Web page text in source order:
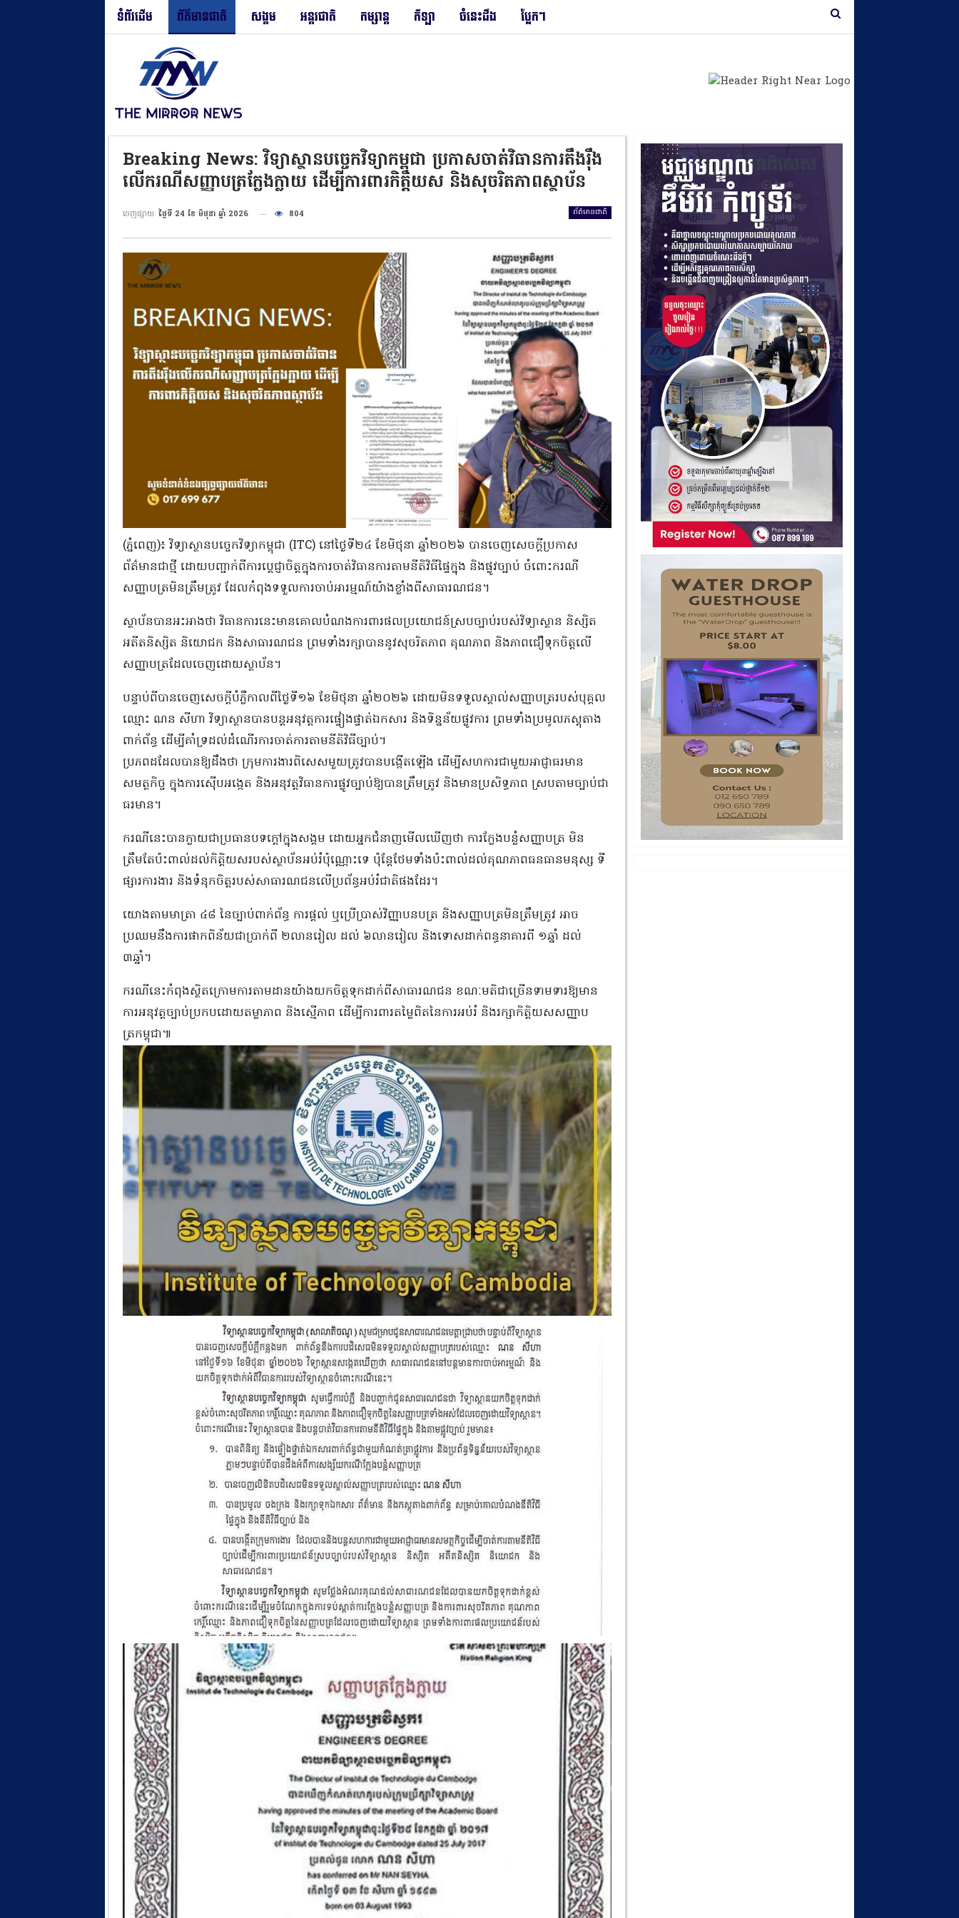
ទំព័រដើម ព័ត៌មានជាតិ សង្គម អន្តរជាតិ កម្សាន្ត កីឡា ចំនេះដឹង ប្លែកៗ
Breaking News: វិទ្យាស្ថានបច្ចេកវិទ្យាកម្ពុជា ប្រកាសចាត់វិធានការតឹងរ៉ឹង
លើករណីសញ្ញាបត្រក្លែងក្លាយ ដើម្បីការពារកិត្តិយស និងសុចរិតភាពស្ថាប័ន
ព័ត៌មានជាតិ
ចេញផ្សាយ ថ្ងៃទី 24 ខែ មិថុនា ឆ្នាំ 2026 804
(ភ្នំពេញ)៖ វិទ្យាស្ថានបច្ចេកវិទ្យាកម្ពុជា (ITC) នៅថ្ងៃទី២៤ ខែមិថុនា ឆ្នាំ២០២៦ បានចេញសេចក្តីប្រកាស
ព័ត៌មានជាថ្មី ដោយបញ្ជាក់ពីការប្តេជ្ញាចិត្តក្នុងការចាត់វិធានការតាមនីតិវិធីផ្ទៃក្នុង និងផ្លូវច្បាប់ ចំពោះករណី
សញ្ញាបត្រមិនត្រឹមត្រូវ ដែលកំពុងទទួលការចាប់អារម្មណ៍យ៉ាងខ្លាំងពីសាធារណជន។
ស្ថាប័នបានអះអាងថា វិធានការនេះមានគោលបំណងការពារផលប្រយោជន៍ស្របច្បាប់របស់វិទ្យាស្ថាន និស្សិត
អតីតនិស្សិត និយោជក និងសាធារណជន ព្រមទាំងរក្សាបាននូវសុចរិតភាព គុណភាព និងភាពជឿទុកចិត្តលើ
សញ្ញាបត្រដែលចេញដោយស្ថាប័ន។
បន្ទាប់ពីបានចេញសេចក្តីបំភ្លឺកាលពីថ្ងៃទី១៦ ខែមិថុនា ឆ្នាំ២០២៦ ដោយមិនទទួលស្គាល់សញ្ញាបត្ររបស់បុគ្គល
ឈ្មោះ ណន សីហា វិទ្យាស្ថានបានបន្តអនុវត្តការផ្ទៀងផ្ទាត់ឯកសារ និងទិន្នន័យផ្លូវការ ព្រមទាំងប្រមូលភស្តុតាង
ពាក់ព័ន្ធ ដើម្បីគាំទ្រដល់ដំណើរការចាត់ការតាមនីតិវិធីច្បាប់។
ប្រភពដដែលបានឱ្យដឹងថា ក្រុមការងារពិសេសមួយត្រូវបានបង្កើតឡើង ដើម្បីសហការជាមួយអាជ្ញាធរមាន
សមត្ថកិច្ច ក្នុងការស៊ើបអង្កេត និងអនុវត្តវិធានការផ្លូវច្បាប់ឱ្យបានត្រឹមត្រូវ និងមានប្រសិទ្ធភាព ស្របតាមច្បាប់ជា
ធរមាន។
ករណីនេះបានក្លាយជាប្រធានបទក្តៅក្នុងសង្គម ដោយអ្នកជំនាញមើលឃើញថា ការក្លែងបន្លំសញ្ញាបត្រ មិន
ត្រឹមតែប៉ះពាល់ដល់កិត្តិយសរបស់ស្ថាប័នអប់រំប៉ុណ្ណោះទេ ប៉ុន្តែថែមទាំងប៉ះពាល់ដល់គុណភាពធនធានមនុស្ស ទី
ផ្សារការងារ និងទំនុកចិត្តរបស់សាធារណជនលើប្រព័ន្ធអប់រំជាតិផងដែរ។
យោងតាមមាត្រា ៤៨ នៃច្បាប់ពាក់ព័ន្ធ ការផ្តល់ ឬប្រើប្រាស់វិញ្ញាបនបត្រ និងសញ្ញាបត្រមិនត្រឹមត្រូវ អាច
ប្រឈមនឹងការផាកពិន័យជាប្រាក់ពី ២លានរៀល ដល់ ៦លានរៀល និងទោសដាក់ពន្ធនាគារពី ១ឆ្នាំ ដល់
៣ឆ្នាំ។
ករណីនេះកំពុងស្ថិតក្រោមការតាមដានយ៉ាងយកចិត្តទុកដាក់ពីសាធារណជន ខណៈមតិជាច្រើនទាមទារឱ្យមាន
ការអនុវត្តច្បាប់ប្រកបដោយតម្លាភាព និងស្មើភាព ដើម្បីការពារតម្លៃពិតនៃការអប់រំ និងរក្សាកិត្តិយសសញ្ញាប
ត្រកម្ពុជា៕